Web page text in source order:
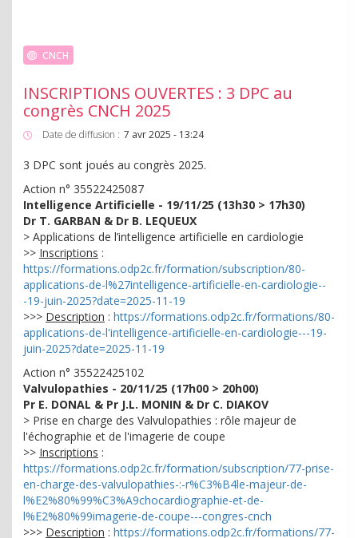
CNCH
INSCRIPTIONS OUVERTES : 3 DPC au
congrès CNCH 2025
Date de diffusion : 7 avr 2025 - 13:24
3 DPC sont joués au congrès 2025.
Action n° 35522425087
Intelligence Artificielle - 19/11/25 (13h30 > 17h30)
Dr T. GARBAN & Dr B. LEQUEUX
> Applications de l’intelligence artificielle en cardiologie
>> Inscriptions :
https://formations.odp2c.fr/formation/subscription/80-
applications-de-l%27intelligence-artificielle-en-cardiologie--
-19-juin-2025?date=2025-11-19
>>> Description : https://formations.odp2c.fr/formations/80-
applications-de-l'intelligence-artificielle-en-cardiologie---19-
juin-2025?date=2025-11-19
Action n° 35522425102
Valvulopathies - 20/11/25 (17h00 > 20h00)
Pr E. DONAL & Pr J.L. MONIN & Dr C. DIAKOV
> Prise en charge des Valvulopathies : rôle majeur de
l'échographie et de l'imagerie de coupe
>> Inscriptions :
https://formations.odp2c.fr/formation/subscription/77-prise-
en-charge-des-valvulopathies-:-r%C3%B4le-majeur-de-
l%E2%80%99%C3%A9chocardiographie-et-de-
l%E2%80%99imagerie-de-coupe---congres-cnch
>>> Description : https://formations.odp2c.fr/formations/77-